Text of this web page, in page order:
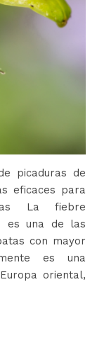
picaduras de
eficaces para
La fiebre
es una de las
con mayor
es una
oriental,